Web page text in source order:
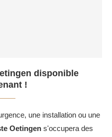
disponible
!
une installation ou une
Oetingens'occupera des